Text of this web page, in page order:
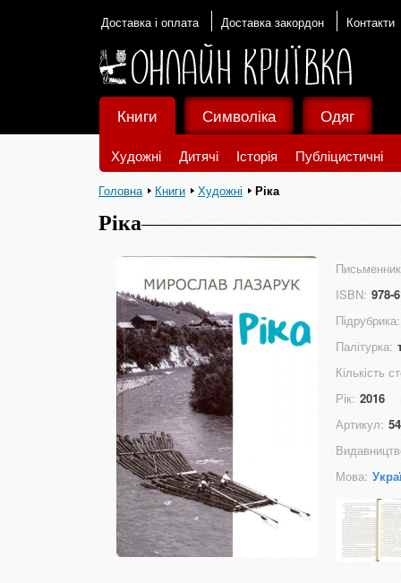
Доставка і оплата Доставка закордон Контакти
Книги
Художні Дитячі Історія Публіцистичні
Символіка Одяг
Головна Книги Художні Ріка
Ріка
ISBN: 978-
Підрубрика:
Палітурка:
Кількість
Рік: 2016
Артикул:
Мова: